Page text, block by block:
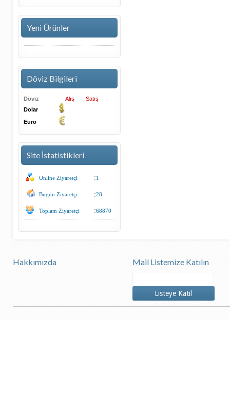
Yeni Ürünler
Döviz Bilgileri
Döviz Alış
Satış
Dolar
Euro
Site İstatistikleri
Online Ziyaretçi :1
Bugün Ziyaretçi :28
Toplam Ziyaretçi :68870
Hakkımızda Mail Listemize Katılın